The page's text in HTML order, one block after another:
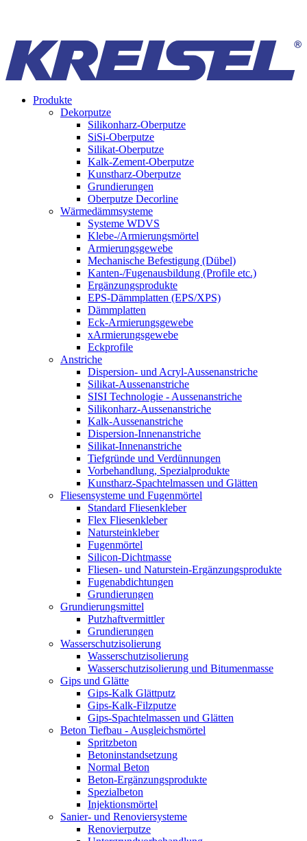
Produkte
Dekorputze
Silikonharz-Oberputze
SiSi-Oberputze
Silikat-Oberputze
Kalk-Zement-Oberputze
Kunstharz-Oberputze
Grundierungen
Oberputze Decorline
Wärmedämmsysteme
Systeme WDVS
Klebe-/Armierungsmörtel
Armierungsgewebe
Mechanische Befestigung (Dübel)
Kanten-/Fugenausbildung (Profile etc.)
Ergänzungsprodukte
EPS-Dämmplatten (EPS/XPS)
Dämmplatten
Eck-Armierungsgewebe
xArmierungsgewebe
Eckprofile
Anstriche
Dispersion- und Acryl-Aussenanstriche
Silikat-Aussenanstriche
SISI Technologie - Aussenanstriche
Silikonharz-Aussenanstriche
Kalk-Aussenanstriche
Dispersion-Innenanstriche
Silikat-Innenanstriche
Tiefgründe und Verdünnungen
Vorbehandlung, Spezialprodukte
Kunstharz-Spachtelmassen und Glätten
Fliesensysteme und Fugenmörtel
Standard Fliesenkleber
Flex Fliesenkleber
Natursteinkleber
Fugenmörtel
Silicon-Dichtmasse
Fliesen- und Naturstein-Ergänzungsprodukte
Fugenabdichtungen
Grundierungen
Grundierungsmittel
Putzhaftvermittler
Grundierungen
Wasserschutzisolierung
Wasserschutzisolierung
Wasserschutzisolierung und Bitumenmasse
Gips und Glätte
Gips-Kalk Glättputz
Gips-Kalk-Filzputze
Gips-Spachtelmassen und Glätten
Beton Tiefbau - Ausgleichsmörtel
Spritzbeton
Betoninstandsetzung
Normal Beton
Beton-Ergänzungsprodukte
Spezialbeton
Injektionsmörtel
Sanier- und Renoviersysteme
Renovierputze